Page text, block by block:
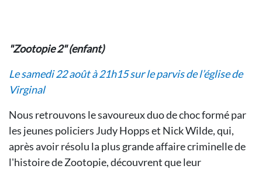
"Zootopie 2" (enfant)
Le samedi 22 août à 21h15 sur le parvis de l’église de
Virginal
Nous retrouvons le savoureux duo de choc formé par
les jeunes policiers Judy Hopps et Nick Wilde, qui,
après avoir résolu la plus grande affaire criminelle de
l'histoire de Zootopie, découvrent que leur